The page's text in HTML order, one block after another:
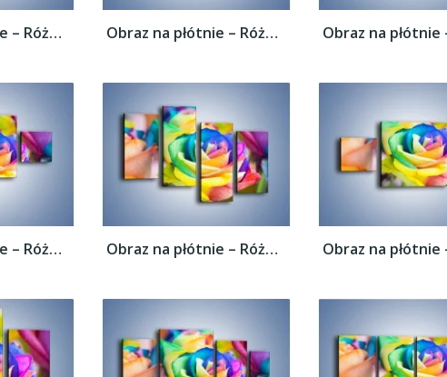
Obraz na płótnie – Róże z każdej strony –... Obraz na płótnie – Róże z każdej strony –...
Obraz na płótnie – Róże z każdej strony –... Obraz na płótnie – Róże z każdej strony –...